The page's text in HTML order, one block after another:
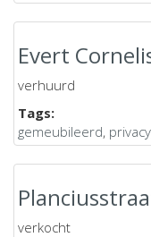
Evert
verhuurd
Tags:
gemeubileerd, privacy
verkocht